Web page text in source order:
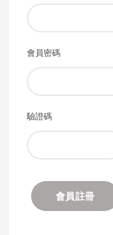
會員密碼
驗證碼
會員註冊